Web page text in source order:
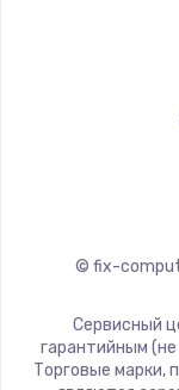
© fix-
Сервисный
гарантийным
Торговые марки,